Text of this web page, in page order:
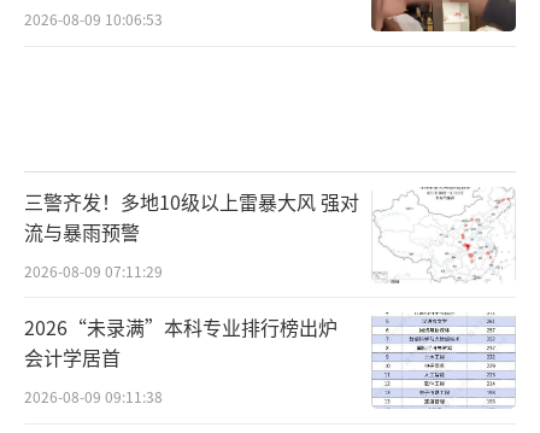
2026-08-09 10:06:53
三警齐发！多地10级以上雷暴大风 强对
流与暴雨预警
2026-08-09 07:11:29
2026“未录满”本科专业排行榜出炉
会计学居首
2026-08-09 09:11:38